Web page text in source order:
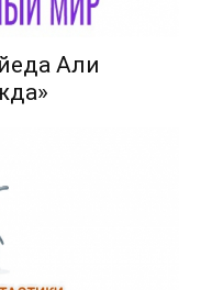
Али